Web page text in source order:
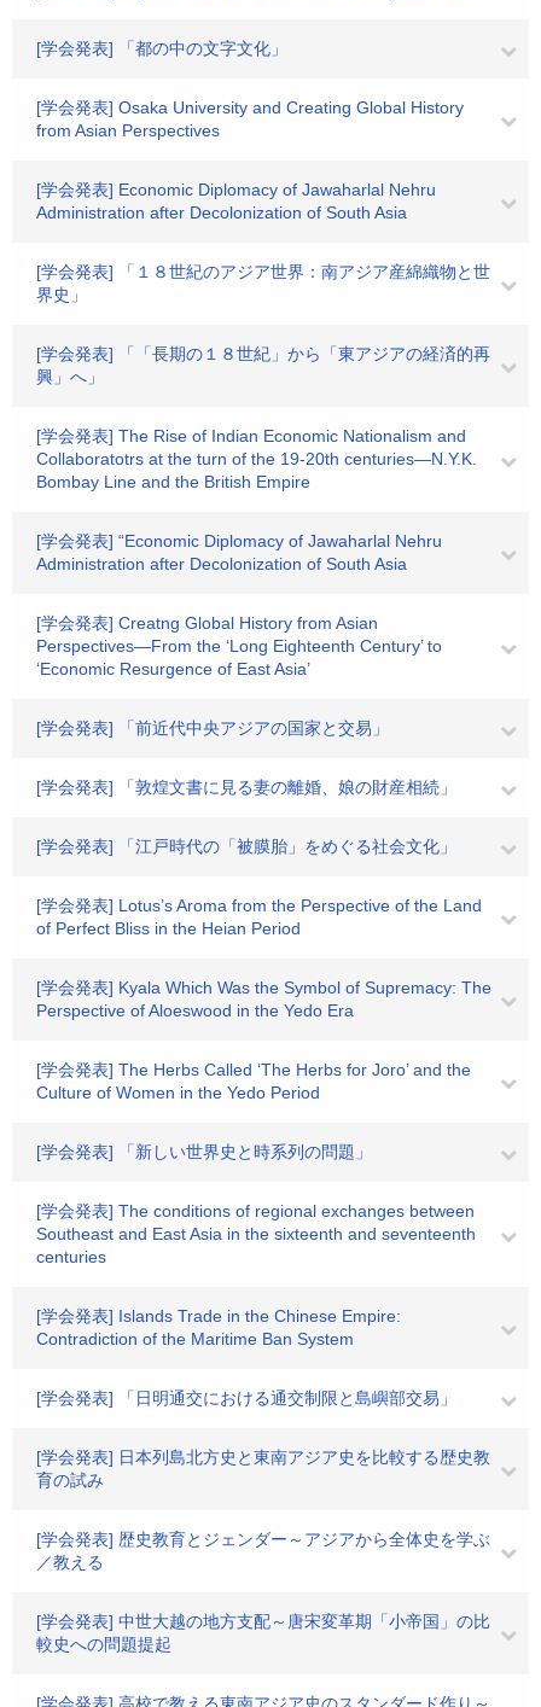
[学会発表] 「都の中の文字文化」
[学会発表] Osaka University and Creating Global History
from Asian Perspectives
[学会発表] Economic Diplomacy of Jawaharlal Nehru
Administration after Decolonization of South Asia
[学会発表] 「１８世紀のアジア世界：南アジア産綿織物と世
界史」
[学会発表] 「「長期の１８世紀」から「東アジアの経済的再
興」へ」
[学会発表] The Rise of Indian Economic Nationalism and
Collaboratotrs at the turn of the 19-20th centuries―N.Y.K.
Bombay Line and the British Empire
[学会発表] “Economic Diplomacy of Jawaharlal Nehru
Administration after Decolonization of South Asia
[学会発表] Creatng Global History from Asian
Perspectives―From the ‘Long Eighteenth Century’ to
‘Economic Resurgence of East Asia’
[学会発表] 「前近代中央アジアの国家と交易」
[学会発表] 「敦煌文書に見る妻の離婚、娘の財産相続」
[学会発表] 「江戸時代の「被膜胎」をめぐる社会文化」
[学会発表] Lotus’s Aroma from the Perspective of the Land
of Perfect Bliss in the Heian Period
[学会発表] Kyala Which Was the Symbol of Supremacy: The
Perspective of Aloeswood in the Yedo Era
[学会発表] The Herbs Called ‘The Herbs for Joro’ and the
Culture of Women in the Yedo Period
[学会発表] 「新しい世界史と時系列の問題」
[学会発表] The conditions of regional exchanges between
Southeast and East Asia in the sixteenth and seventeenth
centuries
[学会発表] Islands Trade in the Chinese Empire:
Contradiction of the Maritime Ban System
[学会発表] 「日明通交における通交制限と島嶼部交易」
[学会発表] 日本列島北方史と東南アジア史を比較する歴史教
育の試み
[学会発表] 歴史教育とジェンダー～アジアから全体史を学ぶ
／教える
[学会発表] 中世大越の地方支配～唐宋変革期「小帝国」の比
較史への問題提起